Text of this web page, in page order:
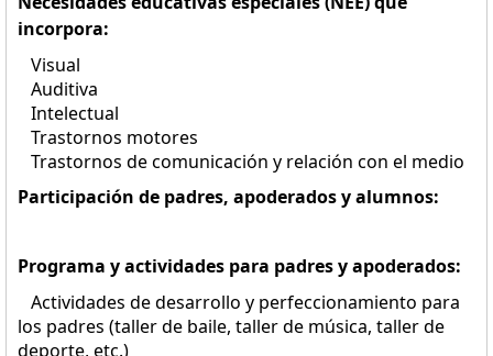
incorpora:
Visual
Auditiva
Intelectual
Trastornos motores
Trastornos de comunicación y relación con el medio
Participación de padres, apoderados y alumnos:
Programa y actividades para padres y apoderados:
Actividades de desarrollo y perfeccionamiento para
los padres (taller de baile, taller de música, taller de
deporte, etc.)